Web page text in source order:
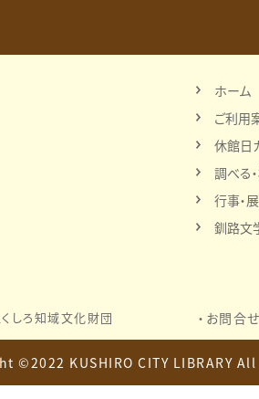
ホーム
ご利用
休館日
調べる
行事・
釧路文
お問合せ
くしろ知域文化財団
©2022 KUSHIRO CITY LIBRARY All